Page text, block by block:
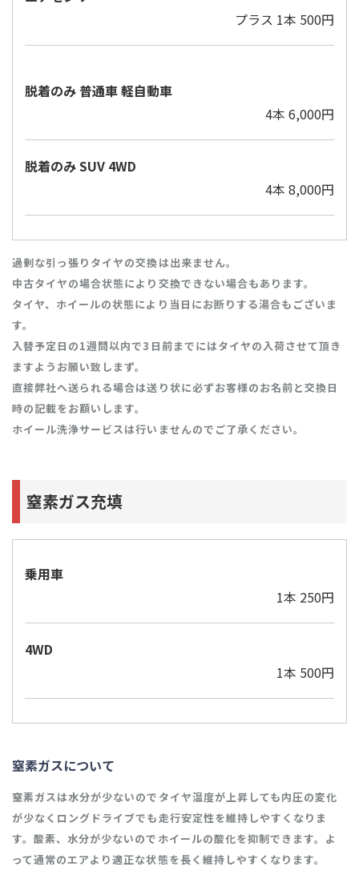
プラス 1本 500円
脱着のみ 普通車 軽自動車
4本 6,000円
脱着のみ SUV 4WD
4本 8,000円
過剰な引っ張りタイヤの交換は出来ません。
中古タイヤの場合状態により交換できない場合もあります。
タイヤ、ホイールの状態により当日にお断りする湯合もございま
す。
入替予定日の1週問以内で3日前までにはタイヤの入荷させて頂き
ますようお願い致しまず。
直接弊社へ送られる場合は送り状に必ずお客様のお名前と交換日
時の記載をお額いします。
ホイール洗浄サービスは行いませんのでご了承ください。
窒素ガス充填 ​​​​​​​
乗用車
1本 250円
4WD
1本 500円
窒素ガスについて
窒素ガスは水分が少ないのでタイヤ温度が上昇しても内圧の変化
が少なくロングドライブでも走行安定性を維持しやすくなりま
す。酸素、水分が少ないのでホイールの酸化を抑制できます。よ
って通常のエアより適正な状態を長く維持しやすくなります。